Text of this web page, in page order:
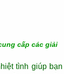
cấp các giải
tình giúp bạn